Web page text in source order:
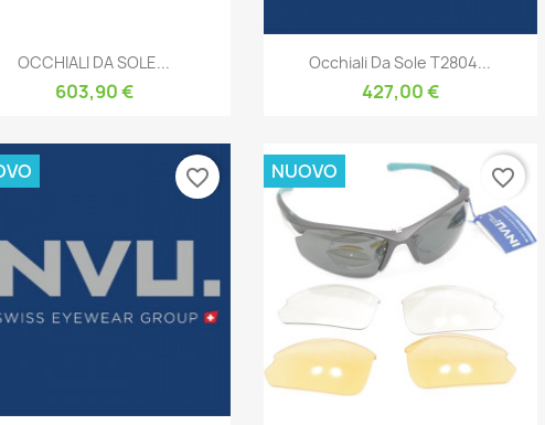
Anteprima
OCCHIALI DA SOLE...
603,90 €
Anteprima
Occhiali Da Sole T2804...
427,00 €
favorite_border NUOVO favorite_border